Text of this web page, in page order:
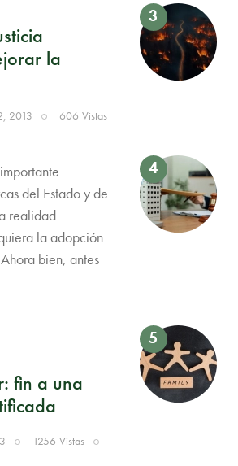
la
2013 606 Vistas
del Estado y de
realidad
la adopción
bien, antes
fin a una
1256 Vistas